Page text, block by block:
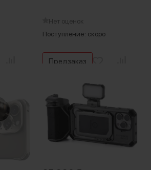
Нет оценок
Поступление: скоро
Предзаказ